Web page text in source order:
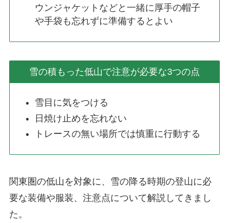
ウンジャケットなどと一緒に厚手の帽子
や手袋も忘れずに準備するとよい
雪の積もった低山で注意が必要な3つの点
雪目に気をつける
日焼け止めを忘れない
トレースの無い場所では慎重に行動する
関東圏の低山を対象に、雪の降る時期の登山に必
要な装備や服装、注意点について解説してきまし
た。